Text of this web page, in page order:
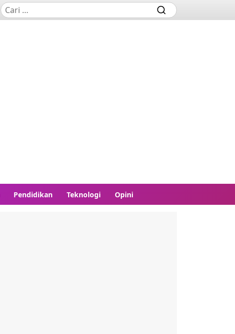
Pendidikan Teknologi Opini